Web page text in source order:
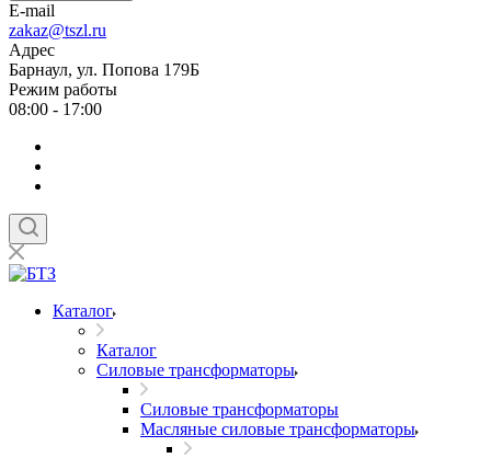
E-mail
zakaz@tszl.ru
Адрес
Барнаул, ул. Попова 179Б
Режим работы
08:00 - 17:00
Каталог
Каталог
Силовые трансформаторы
Силовые трансформаторы
Масляные силовые трансформаторы